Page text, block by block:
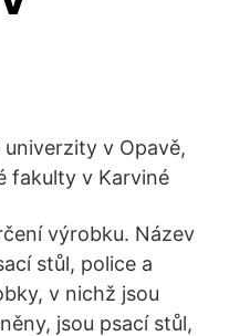
v Opavě,
fakulty v Karviné
výrobku. Název
stůl, police a
v nichž jsou
jsou psací stůl,